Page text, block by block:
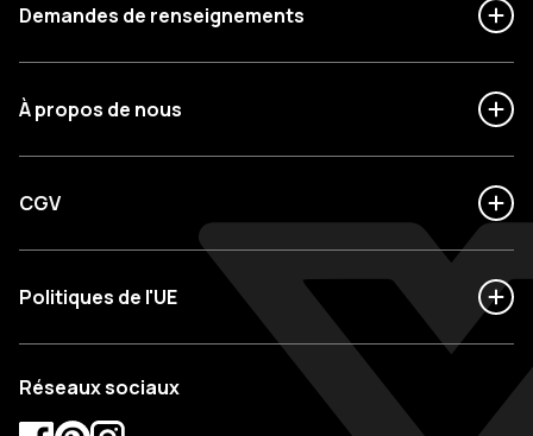
Demandes de renseignements
À propos de nous
CGV
Politiques de l'UE
Réseaux sociaux